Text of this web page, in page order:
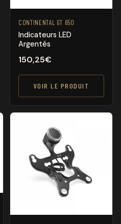
CONTINENTAL GT 650
Indicateurs LED
Argentés
150,25€
VOIR LE PRODUIT